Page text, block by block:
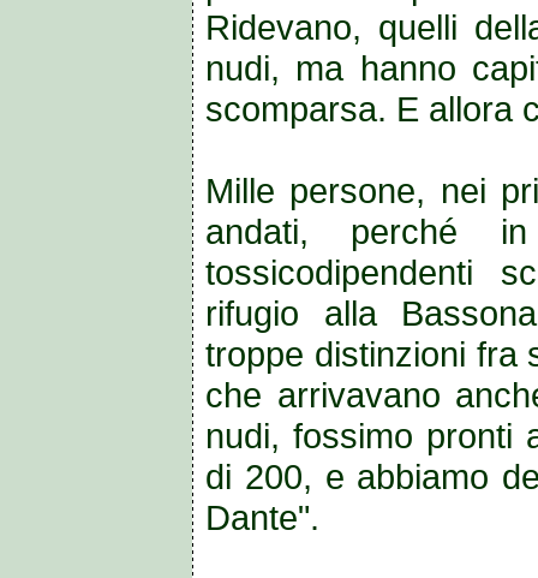
Ridevano, quelli
nudi, ma hanno
scomparsa. E allora
Mille persone, nei
andati, perché
tossicodipendenti
rifugio alla
troppe distinzioni fra
che arrivavano
nudi, fossimo pronti
di 200, e abbiamo
Dante".